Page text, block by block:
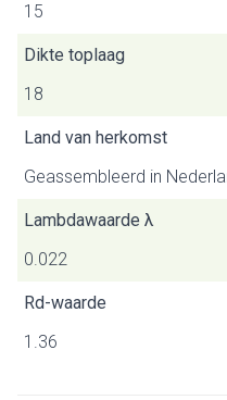
15
Dikte toplaag
18
Land van herkomst
Geassembleerd in
Lambdawaarde λ
0.022
Rd-waarde
1.36